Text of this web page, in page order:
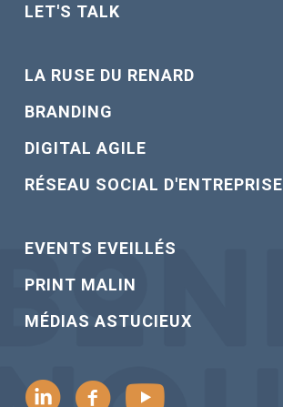
LET'S TALK
LA RUSE DU RENARD
BRANDING
DIGITAL AGILE
RÉSEAU SOCIAL D'ENTREPRISE
EVENTS EVEILLÉS
PRINT MALIN
MÉDIAS ASTUCIEUX